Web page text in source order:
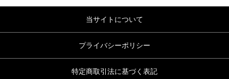
当サイトについて
プライバシーポリシー
特定商取引法に基づく表記